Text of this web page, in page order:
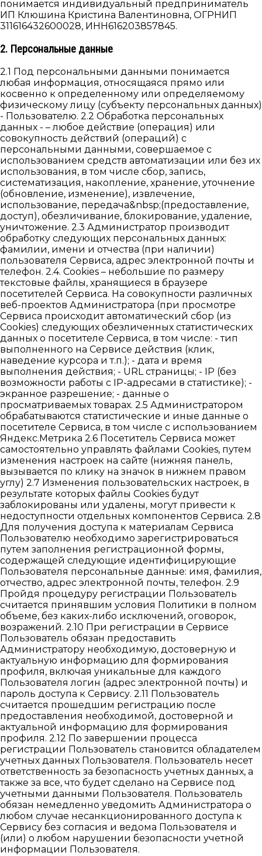
понимается индивидуальный предприниматель
ИП Клюшина Кристина Валентиновна, ОГРНИП
311616432600028, ИНН616203857845.
2. Персональные данные
2.1 Под персональными данными понимается
любая информация, относящаяся прямо или
косвенно к определенному или определяемому
физическому лицу (субъекту персональных данных)
- Пользователю. 2.2 Обработка персональных
данных - – любое действие (операция) или
совокупность действий (операций) с
персональными данными, совершаемое с
использованием средств автоматизации или без их
использования, в том числе сбор, запись,
систематизация, накопление, хранение, уточнение
(обновление, изменение), извлечение,
использование, передача&nbsp;(предоставление,
доступ), обезличивание, блокирование, удаление,
уничтожение. 2.3 Администратор производит
обработку следующих персональных данных:
фамилии, имени и отчества (при наличии)
пользователя Сервиса, адрес электронной почты и
телефон. 2.4. Cookies – небольшие по размеру
текстовые файлы, хранящиеся в браузере
посетителей Сервиса. На совокупности различных
веб-проектов Администратора (при просмотре
Сервиса происходит автоматический сбор (из
Cookies) следующих обезличенных статистических
данных о посетителе Сервиса, в том числе: - тип
выполненного на Сервисе действия (клик,
наведение курсора и т.п.); - дата и время
выполнения действия; - URL страницы; - IP (без
возможности работы с IP-адресами в статистике); -
экранное разрешение; - данные о
просматриваемых товарах. 2.5 Администратором
обрабатываются статистические и иные данные о
посетителе Сервиса, в том числе с использованием
Яндекс.Метрика 2.6 Посетитель Сервиса может
самостоятельно управлять файлами Cookies, путем
изменения настроек на сайте (нижняя панель,
вызывается по клику на значок в нижнем правом
углу) 2.7 Изменения пользовательских настроек, в
результате которых файлы Cookies будут
заблокированы или удалены, могут привести к
недоступности отдельных компонентов Сервиса. 2.8
Для получения доступа к материалам Сервиса
Пользователю необходимо зарегистрироваться
путем заполнения регистрационной формы,
содержащей следующие идентифицирующие
Пользователя персональные данные: имя, фамилия,
отчество, адрес электронной почты, телефон. 2.9
Пройдя процедуру регистрации Пользователь
считается принявшим условия Политики в полном
объеме, без каких-либо исключений, оговорок,
возражений. 2.10 При регистрации в Сервисе
Пользователь обязан предоставить
Администратору необходимую, достоверную и
актуальную информацию для формирования
профиля, включая уникальные для каждого
Пользователя логин (адрес электронной почты) и
пароль доступа к Сервису. 2.11 Пользователь
считается прошедшим регистрацию после
предоставления необходимой, достоверной и
актуальной информацию для формирования
профиля. 2.12 По завершении процесса
регистрации Пользователь становится обладателем
учетных данных Пользователя. Пользователь несет
ответственность за безопасность учетных данных, а
также за все, что будет сделано на Сервисе под
учетными данными Пользователя. Пользователь
обязан немедленно уведомить Администратора о
любом случае несанкционированного доступа к
Сервису без согласия и ведома Пользователя и
(или) о любом нарушении безопасности учетной
информации Пользователя.